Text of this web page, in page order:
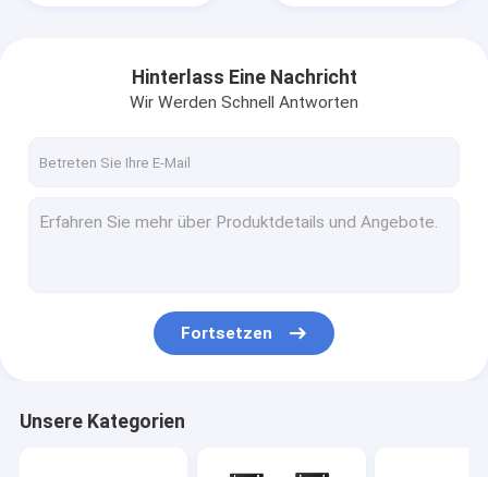
Infrarotnoten-Monitor
SÄGE Noten-Monitor
Hinterlass Eine Nachricht
Wir Werden Schnell Antworten
Fortsetzen
Unsere Kategorien